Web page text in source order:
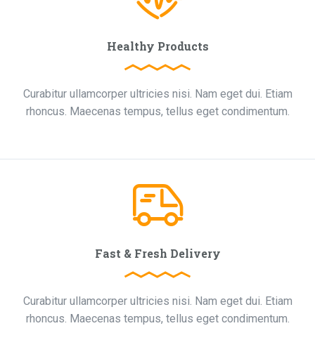
Healthy Products
Curabitur ullamcorper ultricies nisi. Nam eget dui. Etiam
rhoncus. Maecenas tempus, tellus eget condimentum.
Fast & Fresh Delivery
Curabitur ullamcorper ultricies nisi. Nam eget dui. Etiam
rhoncus. Maecenas tempus, tellus eget condimentum.